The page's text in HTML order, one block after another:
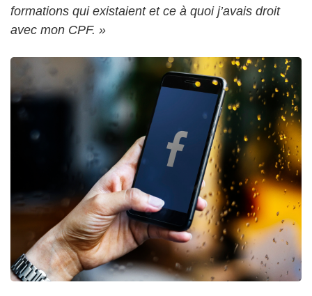
formations qui existaient et ce à quoi j’avais droit
avec mon CPF. »